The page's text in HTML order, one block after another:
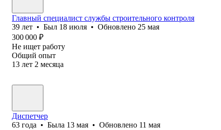
Главный специалист службы строительного контроля
39 лет • Был 18 июля • Обновлено 25 мая
300 000 ₽
Не ищет работу
Общий опыт
13 лет 2 месяца
Диспетчер
63 года • Была 13 мая • Обновлено 11 мая